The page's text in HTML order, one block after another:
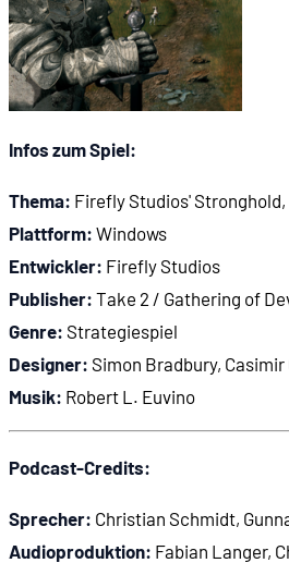
01:28:35 Lebendigkeit und
01:34:45 Toll: Die Soundkulisse
01:40:28 Die
01:43:18 Caesar
01:43:35 Lords of the Realm
01:58:01 Die Take-2-
Infos zum Spiel:
Thema: Firefly Studios' Stronghold,
Plattform: Windows
Entwickler: Firefly Studios
Publisher: Take 2 / Gathering of
Genre: Strategiespiel
Designer: Simon Bradbury,
Musik: Robert L. Euvino
Podcast-Credits:
Sprecher: Christian Schmidt,
Audioproduktion: Fabian Langer,